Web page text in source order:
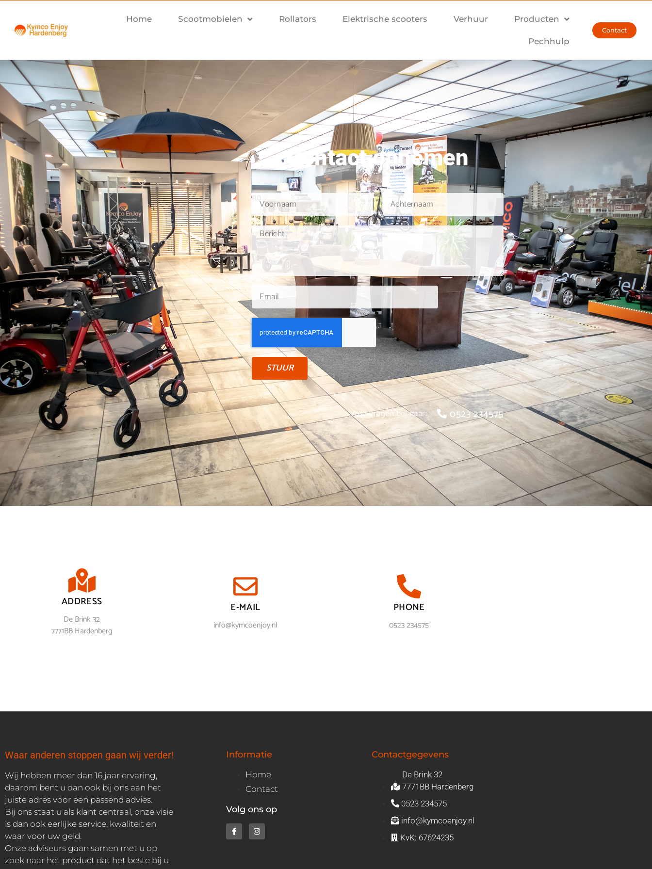
Home Scootmobielen Rollators Elektrische scooters Verhuur Producten
Pechhulp
Contact
Contact opnemen
STUUR
Voor vragen bel naar: 0523 234575
ADDRESS
De Brink 32
7771BB Hardenberg
E-MAIL
info@kymcoenjoy.nl
PHONE
0523 234575
Waar anderen stoppen gaan wij verder!
Wij hebben meer dan 16 jaar ervaring,
daarom bent u dan ook bij ons aan het
juiste adres voor een passend advies.
Bij ons staat u als klant centraal, onze visie
is dan ook eerlijke service, kwaliteit en
waar voor uw geld.
Onze adviseurs gaan samen met u op
zoek naar het product dat het beste bij u
Informatie
Home
Contact
Volg ons op
Contactgegevens
De Brink 32
7771BB Hardenberg
0523 234575
info@kymcoenjoy.nl
KvK: 67624235